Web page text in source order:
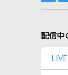
配信中